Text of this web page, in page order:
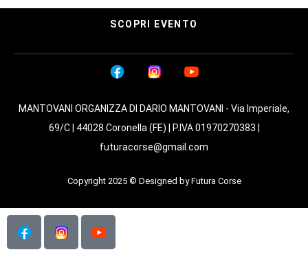
SCOPRI EVENTO
MANTOVANI ORGANIZZA DI DARIO MANTOVANI - Via Imperiale,
69/C | 44028 Coronella (FE) | P.IVA 01970270383 |
futuracorse@gmail.com
Copyright 2025 © Designed by Futura Corse